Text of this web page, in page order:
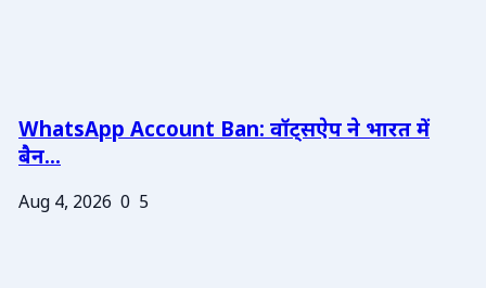
WhatsApp Account Ban: वॉट्सऐप ने भारत में
बैन...
Aug 4, 2026 0 5